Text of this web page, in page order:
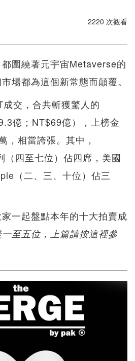
2220 次觀看
圍繞著元宇宙Metaverse的
場都為這個新常態而顛覆。
交，合共斬獲驚人的
億；NT$69億），上榜金
，相當誇張。其中，
（四至七位）佔四席，美國
（二、三、十位）佔三
一起盤點本年的十大拍賣成
一至五位，上篇請按這裡參